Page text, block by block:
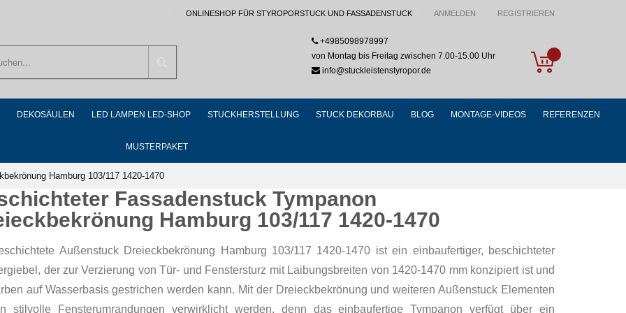
ONLINESHOP FÜR STYROPORSTUCK UND FASSADENSTUCK ANMELDEN REGISTRIEREN
My Cart
+4985098978997
von Montag bis Freitag zwischen 7.00-15.00 Uhr
info@stuckleistenstyropor.de
DEKOSÄULEN LED LAMPEN LED-SHOP STUCKHERSTELLUNG STUCK DEKORBAU BLOG MONTAGE-VIDEOS REFERENZEN
MUSTERPAKET
Hamburg 103/117 1420-1470
Fassadenstuck Tympanon
Hamburg 103/117 1420-1470
Außenstuck Dreieckbekrönung Hamburg 103/117 1420-1470 ist ein einbaufertiger, beschichteter
der zur Verzierung von Tür- und Fenstersturz mit Laibungsbreiten von 1420-1470 mm konzipiert ist und
auf Wasserbasis gestrichen werden kann. Mit der Dreieckbekrönung und weiteren Außenstuck Elementen
stilvolle Fensterumrandungen verwirklicht werden, denn das einbaufertige Tympanon verfügt über ein